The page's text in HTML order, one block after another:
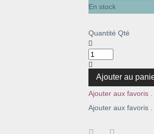
En stock
Quantité Qté
Ajouter au
Ajouter aux favoris .
Ajouter aux favoris .